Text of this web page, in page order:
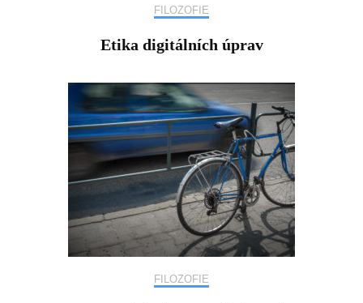
FILOZOFIE
Etika digitálních úprav
FILOZOFIE